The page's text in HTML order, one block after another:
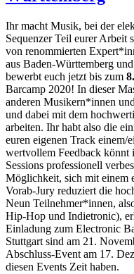
Ihr macht Musik, bei der
Sequenzer Teil eurer Arbeit
von renommierten
aus Baden-Württemberg
bewerbt euch jetzt bis zum
Barcamp 2020! In dieser
anderen Musikern*innen
und dabei mit dem
arbeiten. Ihr habt also die
euren eigenen Track einem/
wertvollem Feedback
Sessions professionell
Möglichkeit, sich mit einem
Vorab-Jury reduziert die
Neun Teilnehmer*innen,
Hip-Hop und Indietronic),
Einladung zum Electronic
Stuttgart sind am 21.
Abschluss-Event am 17.
diesen Events Zeit haben.